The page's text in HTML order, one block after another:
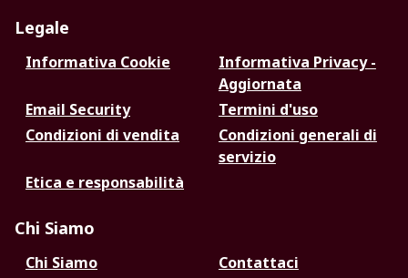
Legale
Informativa Cookie
Informativa Privacy -
Aggiornata
Email Security
Termini d'uso
Condizioni di vendita
Condizioni generali di
servizio
Etica e responsabilità
Chi Siamo
Chi Siamo Contattaci